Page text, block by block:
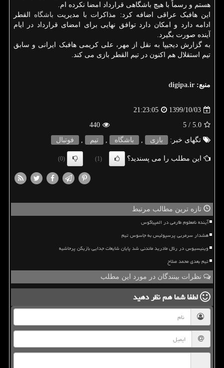
هستم و رسماً با هیچ باشگاهی قرارداد امضا نکرده ام.
این هافبک عراقی اضافه کرد: مذاکرات با مدیریت باشگاه القطر
ادامه دارد و امکان دارد توافق نهایی برای امضای قرارداد در ایام
آینده صورت بگیرد.
به گزارش دیجیپا به نقل از مهر، علی کریمی هافبک ایرانی و سابق
تیم استقلال هم اکنون در تیم القطر بازی می کند.
منبع: digipa.ir
1399/10/03
21:23:05
5.0
/ 5
440
تگهای خبر:
بازی , باشگاه , تیم , فوتبال
این مطلب را می پسندید؟ (1)
(0)
تازه ترین مطالب مرتبط
آینده نامعلوم طارمی در المپیاکوس
هشدار سرمربی پرسپولیس به جاسوس تیم
وینیسیوس در رئال مادرید ماندنی شد پایان شایعات جدایی بازیکن پرحاشیه
تیم بعدی محمد صلاح
نظرات بینندگان در مورد این مطلب
لطفا شما همنظر دهید